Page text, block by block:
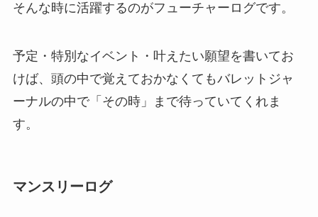
そんな時に活躍するのがフューチャーログです。
予定・特別なイベント・叶えたい願望を書いてお
けば、頭の中で覚えておかなくてもバレットジャ
ーナルの中で「その時」まで待っていてくれま
す。
マンスリーログ